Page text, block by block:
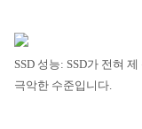
SSD 성능: SSD가 전혀
극악한 수준입니다